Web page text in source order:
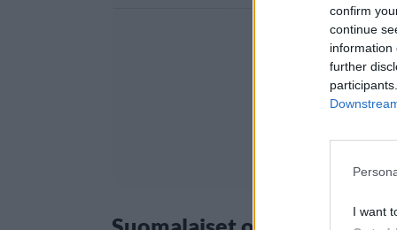
confirm
continue
information
further
I want